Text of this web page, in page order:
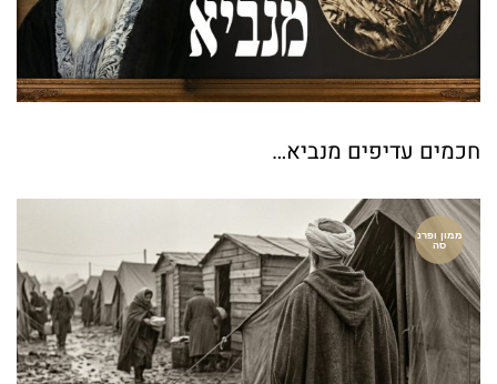
חכמים עדיפים מנביא…
ממון ופרנ
סה